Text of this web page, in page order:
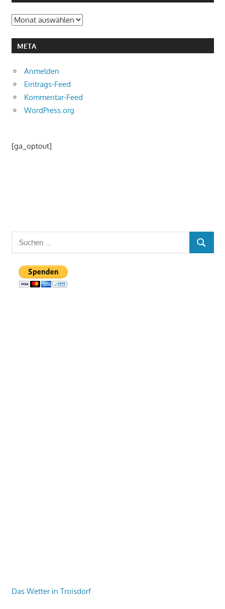
Archiv
META
Anmelden
Eintrags-Feed
Kommentar-Feed
WordPress.org
[ga_optout]
Suchen
nach:
SUCHEN
Das Wetter in Troisdorf